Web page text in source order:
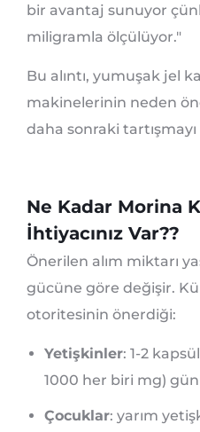
bir avantaj sunuyor
miligramla ölçülüyor."
Bu alıntı, yumuşak jel
makinelerinin neden
daha sonraki
Ne Kadar Morina
İhtiyacınız Var??
Önerilen alım miktarı
gücüne göre değişir.
otoritesinin önerdiği:
Yetişkinler: 1-2
1000 her biri mg)
Çocuklar: yarım